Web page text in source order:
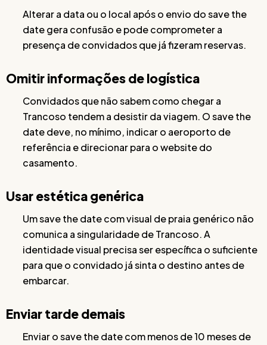
Alterar a data ou o local após o envio do save the
date gera confusão e pode comprometer a
presença de convidados que já fizeram reservas.
Omitir informações de logística
Convidados que não sabem como chegar a
Trancoso tendem a desistir da viagem. O save the
date deve, no mínimo, indicar o aeroporto de
referência e direcionar para o website do
casamento.
Usar estética genérica
Um save the date com visual de praia genérico não
comunica a singularidade de Trancoso. A
identidade visual precisa ser específica o suficiente
para que o convidado já sinta o destino antes de
embarcar.
Enviar tarde demais
Enviar o save the date com menos de 10 meses de